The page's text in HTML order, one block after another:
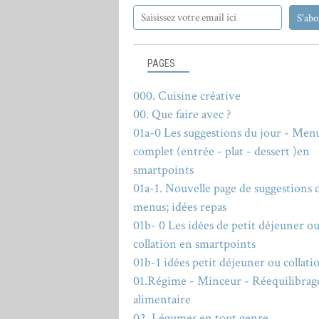
PAGES
000. Cuisine créative
00. Que faire avec ?
01a-0 Les suggestions du jour -
complet (entrée - plat - dessert )en
smartpoints
01a-1. Nouvelle page de suggestions
menus; idées repas
01b- 0 Les idées de petit déjeuner ou
collation en smartpoints
01b-1 idées petit déjeuner ou
01.Régime - Minceur -
alimentaire